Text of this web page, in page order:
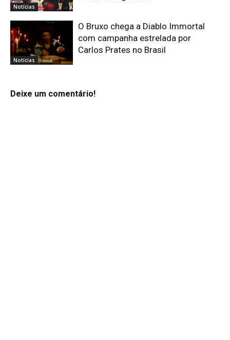
Notícias
Notícias
O Bruxo chega a Diablo Immortal
com campanha estrelada por
Carlos Prates no Brasil
Deixe um comentário!